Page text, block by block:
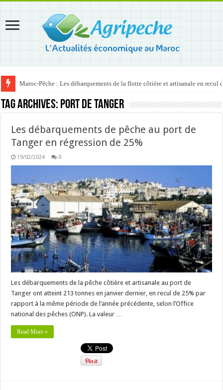
Maroc-Pêche : Les débarquements de la flotte côtière et artisanale en recul
Tag Archives: port de Tanger
Les débarquements de pêche au port de
Tanger en régression de 25%
19/02/2024 0
Les débarquements de la pêche côtière et artisanale au port de
Tanger ont atteint 213 tonnes en janvier dernier, en recul de 25% par
rapport à la même période de l’année précédente, selon l’Office
national des pêches (ONP). La valeur …
Read More »